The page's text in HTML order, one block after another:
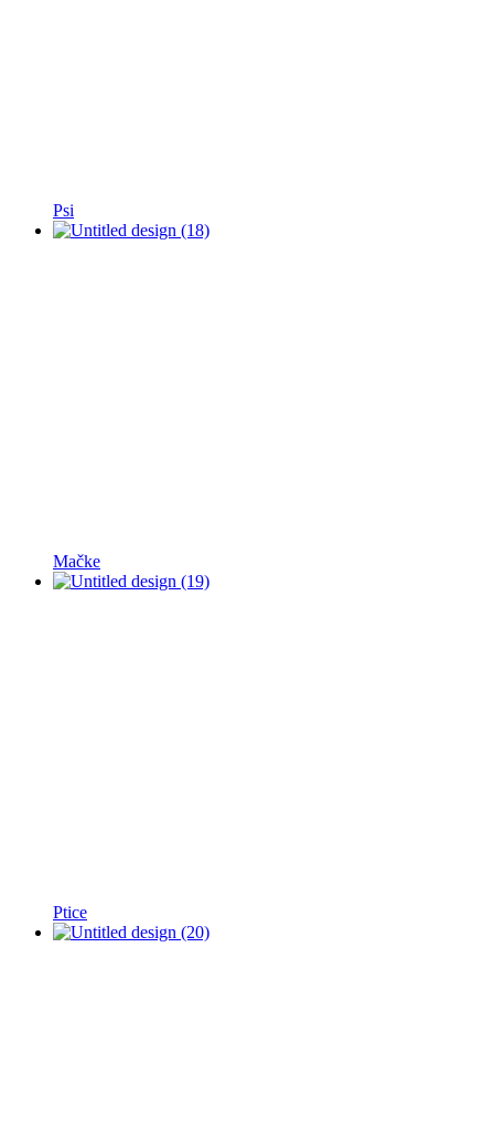
Psi
Mačke
Ptice